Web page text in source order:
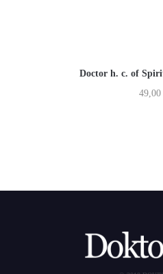
Doctor h. c. of
49,00